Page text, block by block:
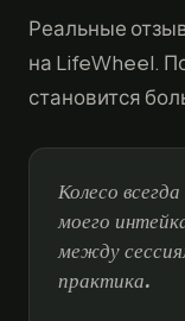
Реальные
на LifeWheel.
становится
Колесо
моего
между
практика.